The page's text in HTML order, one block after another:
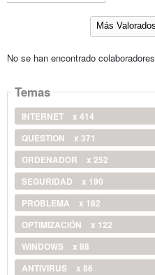
No se han encontrado colaboradores
Temas
INTERNET
x 414
QUESTION
x 371
ORDENADOR
x 252
SEGURIDAD
x 190
PROBLEMA
x 182
OPTIMIZACIÓN
x 122
WINDOWS
x 88
ANTIVIRUS
x 86